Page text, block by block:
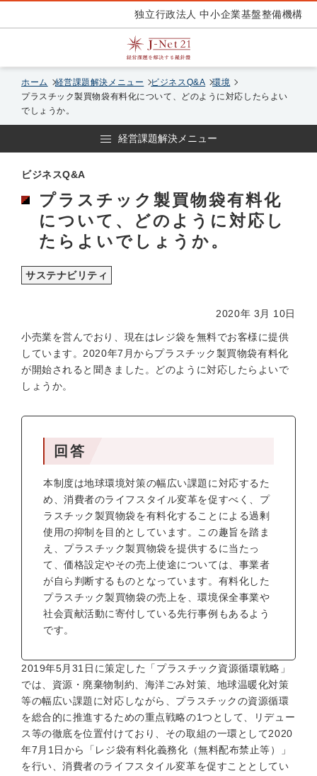
独立行政法人 中小企業基盤整備機構
ホーム 経営課題解決メニュー ビジネスQ&A
環境
プラスチック製買物袋有料化について、どのように対応したらよい
でしょうか。
経営課題解決メニュー
ビジネスQ&A
プラスチック製買物袋有料化
について、どのように対応し
たらよいでしょうか。
サステナビリティ
2020年 3月 10日
小売業を営んでおり、現在はレジ袋を無料でお客様に提供
しています。2020年7月からプラスチック製買物袋有料化
が開始されると聞きました。どのように対応したらよいで
しょうか。
回答
本制度は地球環境対策の幅広い課題に対応するた
め、消費者のライフスタイル変革を促すべく、プ
ラスチック製買物袋を有料化することによる過剰
使用の抑制を目的としています。この趣旨を踏ま
え、プラスチック製買物袋を提供するに当たっ
て、価格設定やその売上使途については、事業者
が自ら判断するものとなっています。有料化した
プラスチック製買物袋の売上を、環境保全事業や
社会貢献活動に寄付している先行事例もあるよう
です。
2019年5月31日に策定した「プラスチック資源循環戦略」
では、資源・廃棄物制約、海洋ごみ対策、地球温暖化対策
等の幅広い課題に対応しながら、プラスチックの資源循環
を総合的に推進するための重点戦略の1つとして、リデュー
ス等の徹底を位置付けており、その取組の一環として2020
年7月1日から「レジ袋有料化義務化（無料配布禁止等）」
を行い、消費者のライフスタイル変革を促すこととしてい